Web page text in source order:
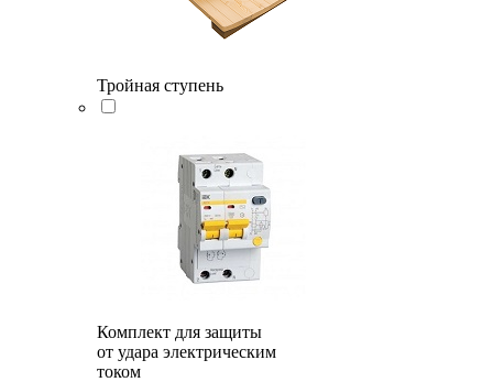
Тройная ступень
Комплект для защиты
от удара электрическим
током